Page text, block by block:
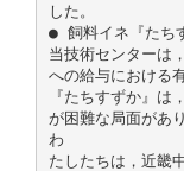
した。
● 飼料イネ『たち
当技術センターは
への給与における
『たちすずか』は
が困難な局面があ
わ
たしたちは，近畿